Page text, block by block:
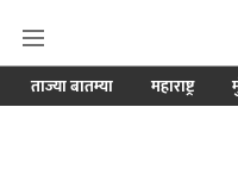
ताज्या बातम्या महाराष्ट्र